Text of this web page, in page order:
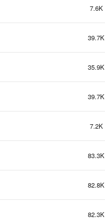
7.6K
39.7K
35.9K
39.7K
7.2K
83.3K
82.8K
82.3K